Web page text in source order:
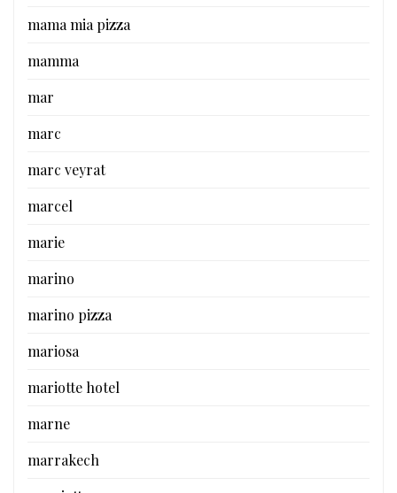
mama mia pizza
mamma
mar
marc
marc veyrat
marcel
marie
marino
marino pizza
mariosa
mariotte hotel
marne
marrakech